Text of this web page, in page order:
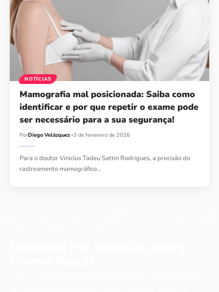
NOTÍCIAS
Mamografia mal posicionada: Saiba como
identificar e por que repetir o exame pode
ser necessário para a sua segurança!
PorDiego Velázquez 3 de fevereiro de 2026
Para o doutor Vinicius Tadeu Sattin Rodrigues, a precisão do
rastreamento mamográfico…